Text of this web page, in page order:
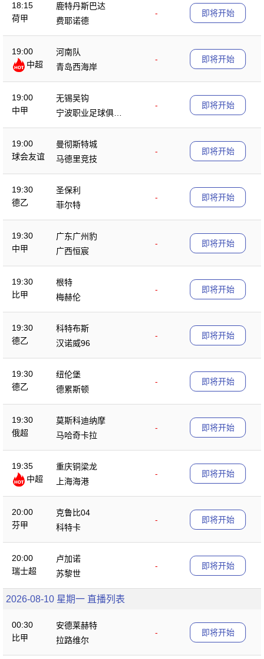
18:15
荷甲
鹿特丹斯巴达
-
费耶诺德
即将开始
19:00
中超
河南队
-
青岛西海岸
即将开始
19:00
中甲
无锡吴钩
-
宁波职业足球俱乐
部
即将开始
19:00
球会友谊
曼彻斯特城
-
马德里竞技
即将开始
19:30
德乙
圣保利
-
菲尔特
即将开始
19:30
中甲
广东广州豹
-
广西恒宸
即将开始
19:30
比甲
根特
-
梅赫伦
即将开始
19:30
德乙
科特布斯
-
汉诺威96
即将开始
19:30
德乙
纽伦堡
-
德累斯顿
即将开始
19:30
俄超
莫斯科迪纳摩
-
马哈奇卡拉
即将开始
19:35
中超
重庆铜梁龙
-
上海海港
即将开始
20:00
芬甲
克鲁比04
-
科特卡
即将开始
20:00
瑞士超
卢加诺
-
苏黎世
即将开始
2026-08-10 星期一 直播列表
00:30
比甲
安德莱赫特
-
拉路维尔
即将开始